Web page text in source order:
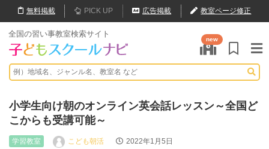
無料掲載 PICK UP 広告掲載 教室ページ修正
全国の習い事教室検索サイト
new
小学生向け朝のオンライン英会話レッスン～全国ど
こからも受講可能～
学習教室 こども朝活 2022年1月5日